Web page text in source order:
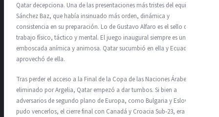
Qatar decepciona. Una de las presentaciones más tristes del equipo de
Sánchez Baz, que había insinuado más orden, dinámica y
consistencia en su preparación. Lo de Gustavo Alfaro es el sello de un
trabajo físico, táctico y mental. El juego inaugural siempre es una
emboscada anímica y animosa. Qatar sucumbió en ella y Ecuador se
aprovechó de ella.
Tras perder el acceso a la Final de la Copa de las Naciones Árabes,
eliminado por Argelia, Qatar empezó a dar tumbos. Si bien a
adversarios de segundo plano de Europa, como Bulgaria y Eslovenia,
pudo vencerlos, el cierre final con Canadá y Croacia Sub-23, era una